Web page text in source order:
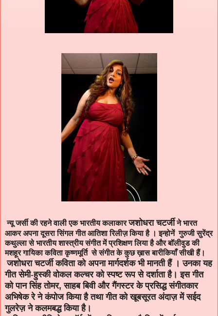
न्यू जर्सी की रहने वाली एक भारतीय कलाकार जशोधरा चटर्जी ने भारत
आकर अपना दूसरा सिंगल गीत आतिशा रिलीज़ किया है । इन्होनें गुरुजी सुरेंद्र
कथुल्ला से भारतीय शास्त्रीय संगीत में प्रशिक्षण लिया है और बॉलीवुड की
मशहूर गायिका कविता कृष्णमूर्ति से संगीत के कुछ ख़ास बारीकियाँ सीखी हैं।
जशोधरा चटर्जी कविता को अपना मार्गदर्शक भी मानती हैं । उनका यह
गीत सेमी-हुस्की वोकल कल्चर को स्पष्ट रूप से दर्शाता है। इस गीत
को पान सिंह तोमर, साहब बिवी और गैंगस्टर के प्रसिद्ध संगीतकार
अभिषेक रे ने कंपोज किया है तथा गीत को खूबसूरत अंदाज़ में सईद
गुलरेज़ने कलमबद्ध किया है।